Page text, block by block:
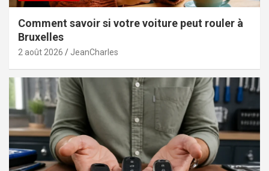
Comment savoir si votre voiture peut rouler à
Bruxelles
2 août 2026 JeanCharles